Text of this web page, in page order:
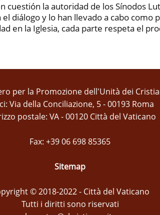
cuestión la autoridad de los Sínodos
diálogo y lo han llevado a cabo como
en la Iglesia, cada parte respeta el
per la Promozione dell'Unità dei
Via della Conciliazione, 5 - 00193 Roma
postale: VA - 00120 Città del Vaticano
Fax: +39 06 698 85365
Sitemap
© 2018-2022 - Città del Vaticano
Tutti i diritti sono riservati